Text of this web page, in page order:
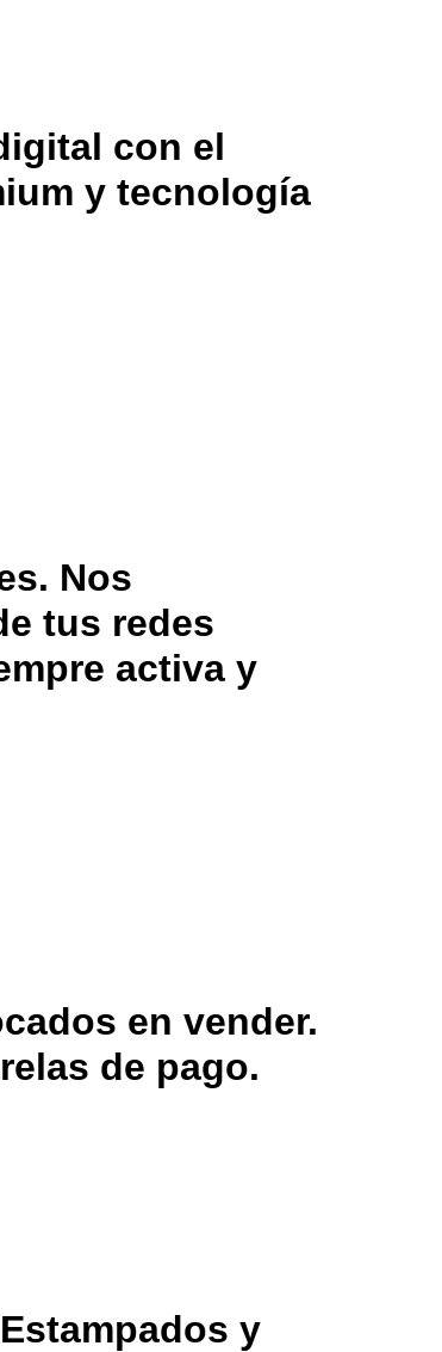
con el
y tecnología
Nos
tus redes
activa y
en vender.
de pago.
y